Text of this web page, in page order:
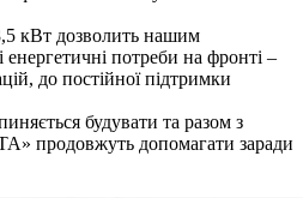
кВт дозволить нашим
енергетичні потреби на фронті –
до постійної підтримки
будувати та разом з
продовжуть допомагати заради